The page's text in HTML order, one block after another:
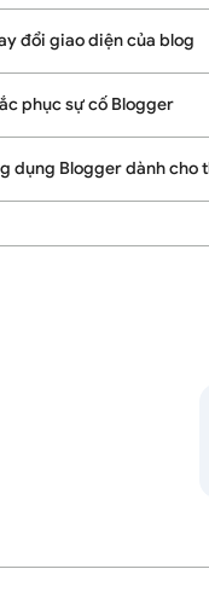
đổi giao diện của blog
phục sự cố Blogger
dụng Blogger dành cho